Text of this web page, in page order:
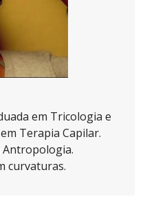
em Tricologia e
Terapia Capilar.
Antropologia.
curvaturas.